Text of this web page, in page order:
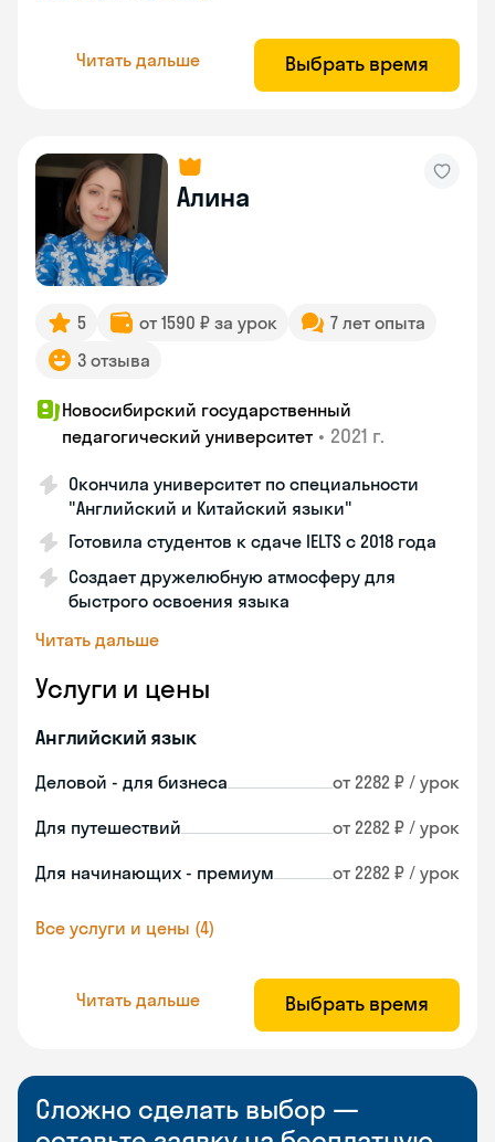
Читать дальше Выбрать время
Алина
5 от 1590 ₽ за урок
7 лет опыта
3 отзыва
Новосибирский государственный
педагогический университет • 2021 г.
Окончила университет по специальности
"Английский и Китайский языки"
Готовила студентов к сдаче IELTS с 2018 года
Создает дружелюбную атмосферу для
быстрого освоения языка
Читать дальше
Услуги и цены
Английский язык
Деловой - для бизнеса от 2282 ₽ / урок
Для путешествий от 2282 ₽ / урок
Для начинающих - премиум от 2282 ₽ / урок
Все услуги и цены (4)
Читать дальше Выбрать время
Сложно сделать выбор —